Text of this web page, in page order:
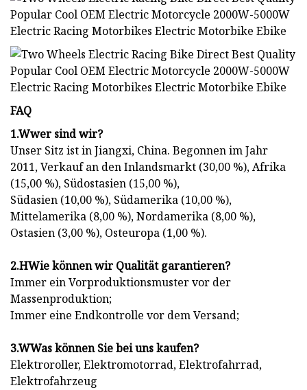
FAQ
1.Wwer sind wir?
Unser Sitz ist in Jiangxi, China. Begonnen im Jahr
2011, Verkauf an den Inlandsmarkt (30,00 %), Afrika
(15,00 %), Südostasien (15,00 %),
Südasien (10,00 %), Südamerika (10,00 %),
Mittelamerika (8,00 %), Nordamerika (8,00 %),
Ostasien (3,00 %), Osteuropa (1,00 %).
2.HWie können wir Qualität garantieren?
Immer ein Vorproduktionsmuster vor der
Massenproduktion;
Immer eine Endkontrolle vor dem Versand;
3.WWas können Sie bei uns kaufen?
Elektroroller, Elektromotorrad, Elektrofahrrad,
Elektrofahrzeug